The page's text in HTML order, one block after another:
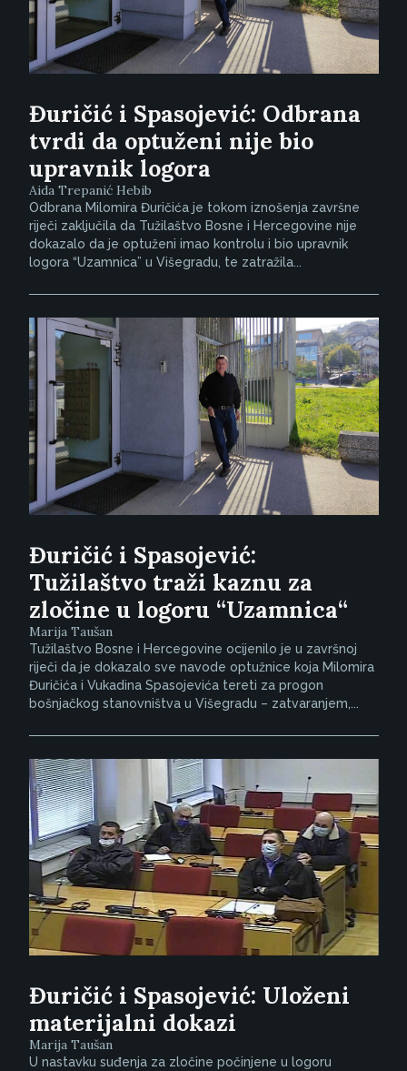
Đuričić i Spasojević: Odbrana
tvrdi da optuženi nije bio
upravnik logora
Aida Trepanić Hebib
Odbrana Milomira Đuričića je tokom iznošenja završne
riječi zaključila da Tužilaštvo Bosne i Hercegovine nije
dokazalo da je optuženi imao kontrolu i bio upravnik
logora “Uzamnica” u Višegradu, te zatražila...
Đuričić i Spasojević:
Tužilaštvo traži kaznu za
zločine u logoru “Uzamnica“
Marija Taušan
Tužilaštvo Bosne i Hercegovine ocijenilo je u završnoj
riječi da je dokazalo sve navode optužnice koja Milomira
Đuričića i Vukadina Spasojevića tereti za progon
bošnjačkog stanovništva u Višegradu – zatvaranjem,...
Đuričić i Spasojević: Uloženi
materijalni dokazi
Marija Taušan
U nastavku suđenja za zločine počinjene u logoru